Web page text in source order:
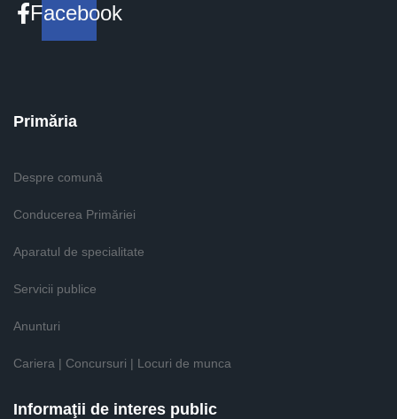
Facebook
Primăria
Despre comună
Conducerea Primăriei
Aparatul de specialitate
Servicii publice
Anunturi
Cariera | Concursuri | Locuri de munca
Informaţii de interes public